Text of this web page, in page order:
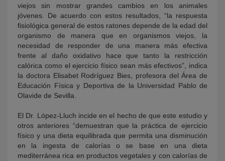
viejos sin mostrar grandes cambios en los animales
jóvenes. De acuerdo con estos resultados, “la respuesta
fisiológica general de estos ratones depende de la edad del
organismo de manera que en organismos viejos, la
necesidad de responder de una manera más efectiva
frente al daño oxidativo hace que tanto la restricción
calórica como el ejercicio físico sean más efectivos”, indica
la doctora Elisabet Rodríguez Bies, profesora del Área de
Educación Física y Deportiva de la Universidad Pablo de
Olavide de Sevilla.
El Dr. López-Lluch incide en el hecho de que este estudio y
otros anteriores “demuestran que la práctica de ejercicio
físico y una dieta equilibrada que permita una disminución
en la ingesta de calorías o se base en una dieta
mediterránea rica en productos vegetales y con calorías de